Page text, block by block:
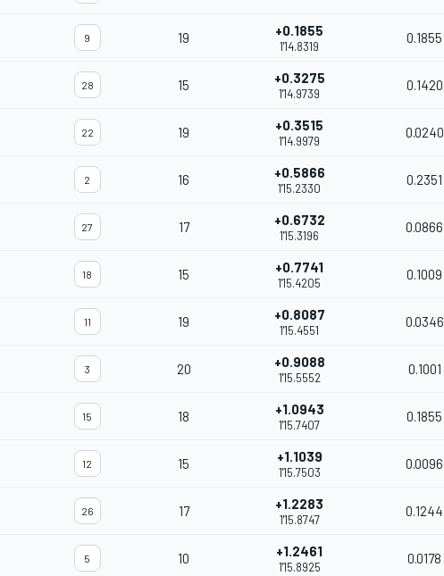
9 19 +0.1855
1'14.8319
0.1855
28 15 +0.3275
1'14.9739
0.1420
22 19 +0.3515
1'14.9979
0.0240
2 16 +0.5866
1'15.2330
0.2351
27 17 +0.6732
1'15.3196
0.0866
18 15 +0.7741
1'15.4205
0.1009
11 19 +0.8087
1'15.4551
0.0346
3 20 +0.9088
1'15.5552
0.1001
15 18 +1.0943
1'15.7407
0.1855
12 15 +1.1039
1'15.7503
0.0096
26 17 +1.2283
1'15.8747
0.1244
5 10 +1.2461
1'15.8925
0.0178